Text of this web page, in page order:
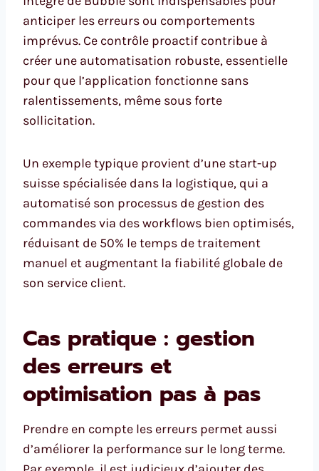
anticiper les erreurs ou comportements
imprévus. Ce contrôle proactif contribue à
créer une automatisation robuste, essentielle
pour que l’application fonctionne sans
ralentissements, même sous forte
sollicitation.
Un exemple typique provient d’une start-up
suisse spécialisée dans la logistique, qui a
automatisé son processus de gestion des
commandes via des workflows bien optimisés,
réduisant de 50% le temps de traitement
manuel et augmentant la fiabilité globale de
son service client.
Cas pratique : gestion
des erreurs et
optimisation pas à pas
Prendre en compte les erreurs permet aussi
d’améliorer la performance sur le long terme.